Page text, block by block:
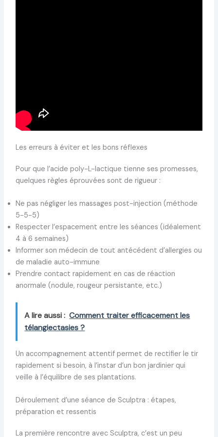
Les erreurs à éviter et les bons réflexes
Pour que l’acide poly-L-lactique tienne ses promesses,
quelques règles éprouvées sont de rigueur :
Ne pas négliger les massages post-injection (méthode
5-5-5)
Respecter l’espacement entre les séances (idéalement
4 à 6 semaines)
Informer son médecin de tout antécédent d’allergies ou
de maladie auto-immune
Prendre contact rapidement en cas de réaction
anormale (nodule, rougeur persistante, etc.)
A lire aussi : Comment traiter efficacement les
télangiectasies ?
Un accompagnement attentif permet de rectifier le tir
rapidement si besoin, à l’instar d’un bon jardinier qui
veille à l’équilibre de ses plantations.
Déroulement d’une séance de Sculptra : étapes,
préparation et ressentis
La première rencontre avec Sculptra, c’est un peu